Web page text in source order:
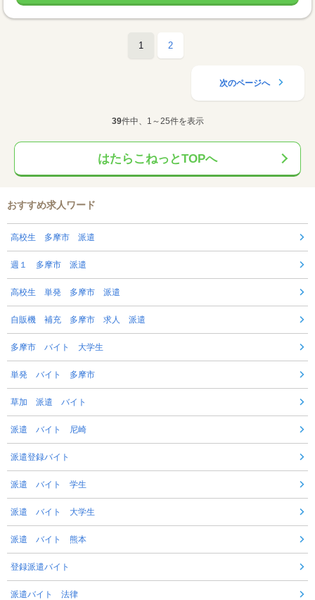
1 2
次のページへ
39件中、1～25件を表示
はたらこねっとTOPへ
おすすめ求人ワード
高校生 多摩市 派遣
週１ 多摩市 派遣
高校生 単発 多摩市 派遣
自販機 補充 多摩市 求人 派遣
多摩市 バイト 大学生
単発 バイト 多摩市
草加 派遣 バイト
派遣 バイト 尼崎
派遣登録バイト
派遣 バイト 学生
派遣 バイト 大学生
派遣 バイト 熊本
登録派遣バイト
派遣バイト 法律